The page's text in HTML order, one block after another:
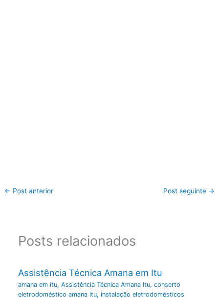
← Post anterior Post seguinte →
Posts relacionados
Assistência Técnica Amana em Itu
amana em itu, Assistência Técnica Amana Itu, conserto
eletrodoméstico amana itu, instalação eletrodomésticos